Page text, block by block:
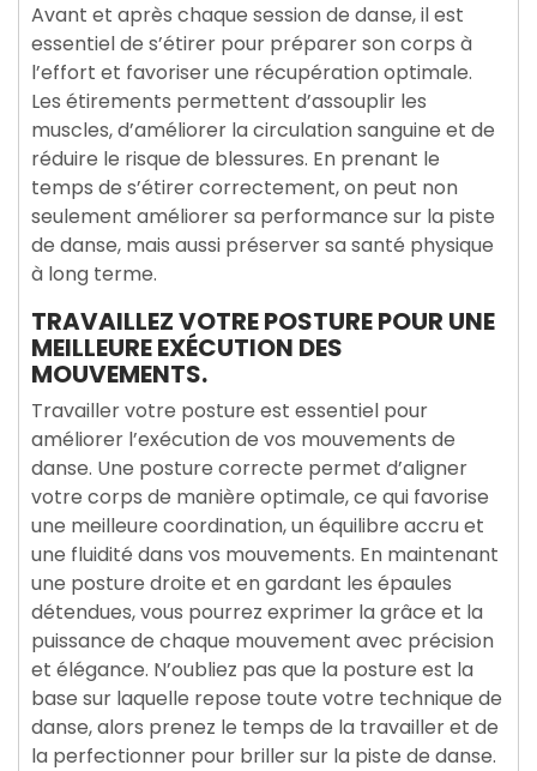
Avant et après chaque session de danse, il est
essentiel de s’étirer pour préparer son corps à
l’effort et favoriser une récupération optimale.
Les étirements permettent d’assouplir les
muscles, d’améliorer la circulation sanguine et de
réduire le risque de blessures. En prenant le
temps de s’étirer correctement, on peut non
seulement améliorer sa performance sur la piste
de danse, mais aussi préserver sa santé physique
à long terme.
TRAVAILLEZ VOTRE POSTURE POUR UNE
MEILLEURE EXÉCUTION DES
MOUVEMENTS.
Travailler votre posture est essentiel pour
améliorer l’exécution de vos mouvements de
danse. Une posture correcte permet d’aligner
votre corps de manière optimale, ce qui favorise
une meilleure coordination, un équilibre accru et
une fluidité dans vos mouvements. En maintenant
une posture droite et en gardant les épaules
détendues, vous pourrez exprimer la grâce et la
puissance de chaque mouvement avec précision
et élégance. N’oubliez pas que la posture est la
base sur laquelle repose toute votre technique de
danse, alors prenez le temps de la travailler et de
la perfectionner pour briller sur la piste de danse.